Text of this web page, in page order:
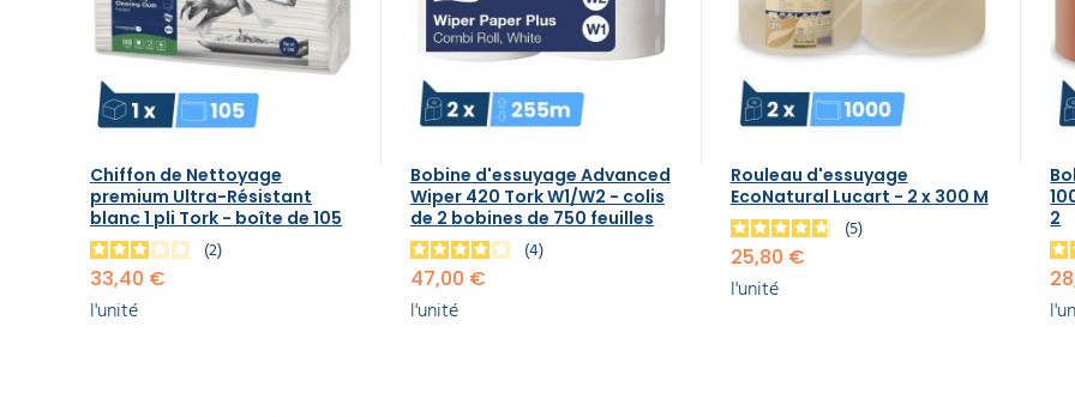
Chiffon de Nettoyage
premium Ultra-Résistant
blanc 1 pli Tork - boîte de 105
2
33,40 €
l'unité
Bobine d'essuyage Advanced
Wiper 420 Tork W1/W2 - colis
de 2 bobines de 750 feuilles
4
47,00 €
l'unité
Rouleau d'essuyage
EcoNatural Lucart - 2 x 300 M
5
25,80 €
l'unité
2